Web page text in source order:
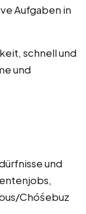
Aufgaben in
schnell und
und
und
Chóśebuz